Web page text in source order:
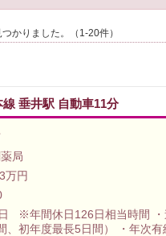
かりました。（1-20件）
垂井駅 自動車11分
局
万円
※年間休日126日相当時間 ・
、初年度最長5日間） ・年次有